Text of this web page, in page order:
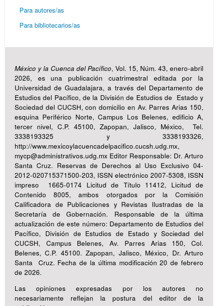
Para autores/as
Para bibliotecarios/as
México y la Cuenca del Pacífico, Vol. 15, Núm. 43, enero-abril
2026, es una publicación cuatrimestral editada por la
Universidad de Guadalajara, a través del Departamento de
Estudios del Pacífico, de la División de Estudios de Estado y
Sociedad del CUCSH, con domicilio en Av. Parres Arias 150,
esquina Periférico Norte, Campus Los Belenes, edificio A,
tercer nivel, C.P. 45100, Zapopan, Jalisco, México, Tel.
3338193325 y 3338193326,
http://www.mexicoylacuencadelpacifico.cucsh.udg.mx,
mycp@administrativos.udg.mx Editor Responsable: Dr. Arturo
Santa Cruz. Reservas de Derechos al Uso Exclusivo 04-
2012-020715371500-203, ISSN electrónico 2007-5308, ISSN
impreso 1665-0174 Licitud de Título 11412, Licitud de
Contenido 8005, ambos otorgados por la Comisión
Calificadora de Publicaciones y Revistas Ilustradas de la
Secretaría de Gobernación. Responsable de la última
actualización de este número: Departamento de Estudios del
Pacífico, División de Estudios de Estado y Sociedad del
CUCSH, Campus Belenes, Av. Parres Arias 150, Col.
Belenes, C.P. 45100. Zapopan, Jalisco, México, Dr. Arturo
Santa Cruz. Fecha de la última modificación 20 de febrero
de 2026.
Las opiniones expresadas por los autores no
necesariamente reflejan la postura del editor de la